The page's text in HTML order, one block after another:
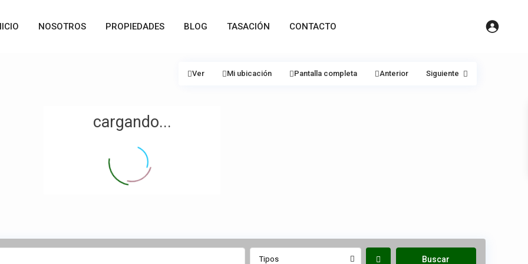
NOSOTROS PROPIEDADES BLOG TASACIÓN CONTACTO
cargando...
Ver Mi ubicación Pantalla completa Anterior Siguiente
Tipos